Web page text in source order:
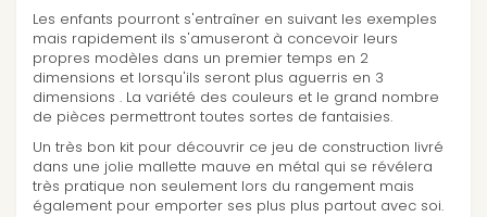
Les enfants pourront s'entraîner en suivant les exemples
mais rapidement ils s'amuseront à concevoir leurs
propres modèles dans un premier temps en 2
dimensions et lorsqu'ils seront plus aguerris en 3
dimensions . La variété des couleurs et le grand nombre
de pièces permettront toutes sortes de fantaisies.
Un très bon kit pour découvrir ce jeu de construction livré
dans une jolie mallette mauve en métal qui se révélera
très pratique non seulement lors du rangement mais
également pour emporter ses plus plus partout avec soi.